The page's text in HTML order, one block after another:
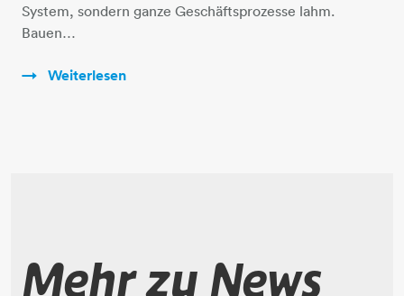
System, sondern ganze Geschäftsprozesse lahm.
Bauen…
Weiterlesen
Mehr zu News